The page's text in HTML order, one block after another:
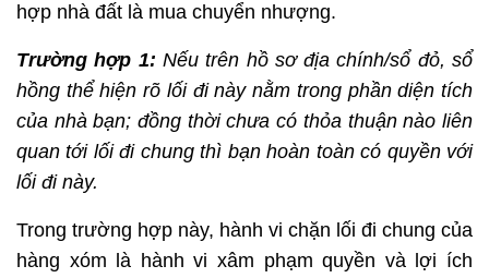
hợp nhà đất là mua chuyển nhượng.
Trường hợp 1: Nếu trên hồ sơ địa chính/sổ đỏ, sổ
hồng thể hiện rõ lối đi này nằm trong phần diện tích
của nhà bạn; đồng thời chưa có thỏa thuận nào liên
quan tới lối đi chung thì bạn hoàn toàn có quyền với
lối đi này.
Trong trường hợp này, hành vi chặn lối đi chung của
hàng xóm là hành vi xâm phạm quyền và lợi ích